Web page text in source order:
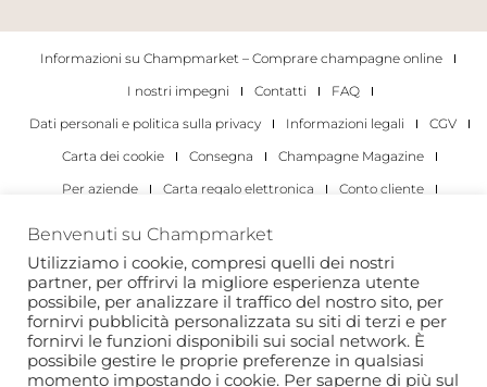
Informazioni su Champmarket – Comprare champagne online
I nostri impegni
Contatti
FAQ
Dati personali e politica sulla privacy
Informazioni legali
CGV
Carta dei cookie
Consegna
Champagne Magazine
Per aziende
Carta regalo elettronica
Conto cliente
Per gli individui
Per le aziende
Copyright 2022 © tutti i diritti riservati. Champmarket.
Benvenuti su Champmarket
Utilizziamo i cookie, compresi quelli dei nostri
partner, per offrirvi la migliore esperienza utente
possibile, per analizzare il traffico del nostro sito, per
fornirvi pubblicità personalizzata su siti di terzi e per
fornirvi le funzioni disponibili sui social network. È
possibile gestire le proprie preferenze in qualsiasi
momento impostando i cookie. Per saperne di più sul